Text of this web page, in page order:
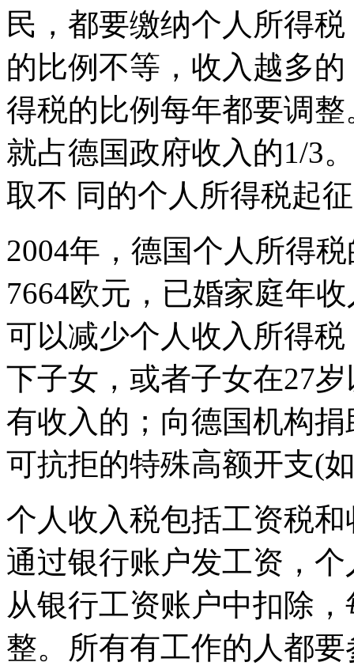
民，都要缴纳个人所得
的比例不等，收入越多
得税的比例每年都要调
就占德国政府收入的1/3
取不 同的个人所得税起
2004年，德国个人所得
7664欧元，已婚家庭年
可以减少个人收入所得
下子女，或者子女在27
有收入的；向德国机构
可抗拒的特殊高额开支(
个人收入税包括工资税
通过银行账户发工资，
从银行工资账户中扣除
整。所有有工作的人都